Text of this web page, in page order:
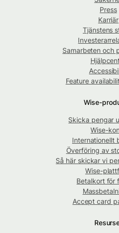
Press
Karriär
Tjänstens
Samarbeten och
Feature
Wise-
Skicka pengar
Wise-
Internationellt
Överföring av
Så här skickar vi
Wise-
Betalkort för
Accept card